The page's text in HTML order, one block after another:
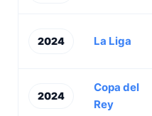
2024 La Liga
2024
Copa del
Rey